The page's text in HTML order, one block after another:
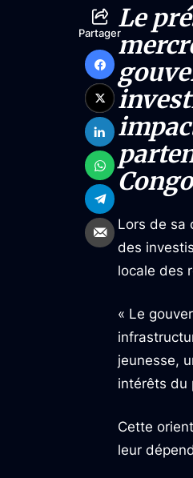
PartagerLe
Lors de sa
des
locale des
« Le
jeunesse,
intérêts du
Cette
leur